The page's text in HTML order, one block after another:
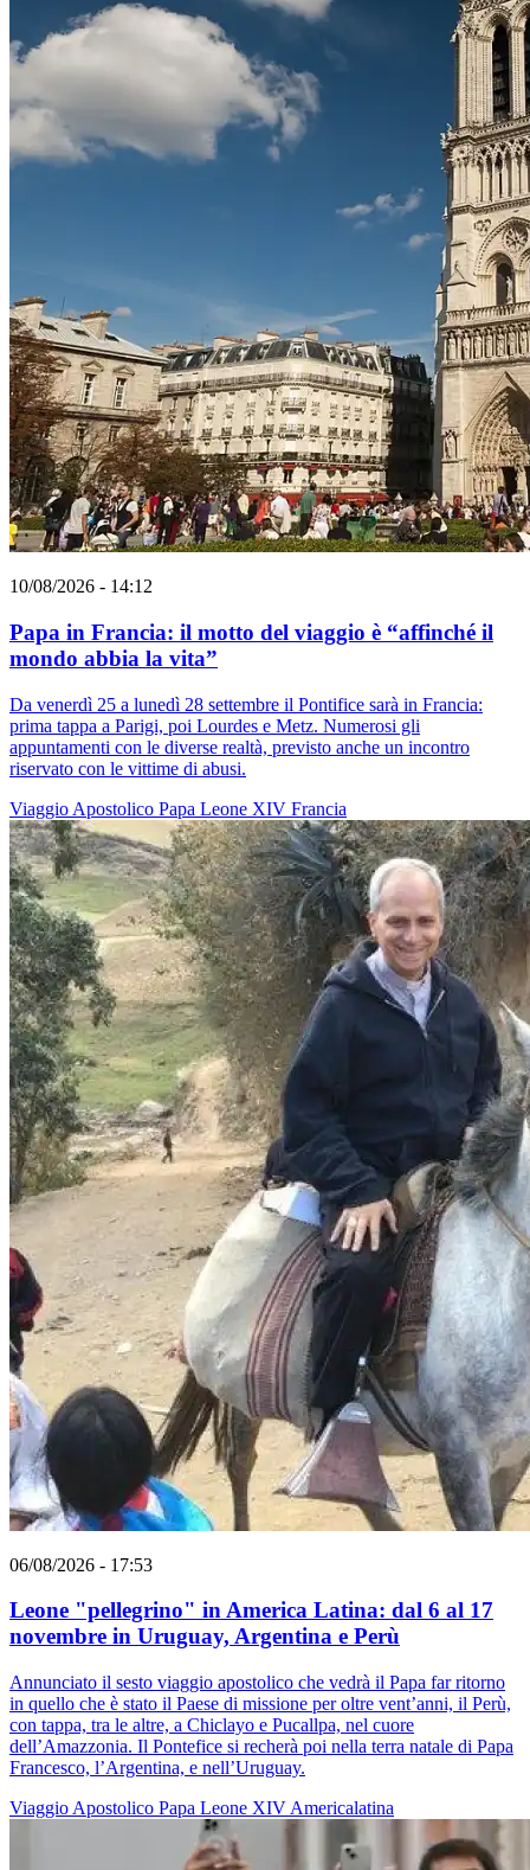
10/08/2026 - 14:12
Papa in Francia: il motto del viaggio è “affinché il
mondo abbia la vita”
Da venerdì 25 a lunedì 28 settembre il Pontifice sarà in Francia:
prima tappa a Parigi, poi Lourdes e Metz. Numerosi gli
appuntamenti con le diverse realtà, previsto anche un incontro
riservato con le vittime di abusi.
Viaggio Apostolico Papa Leone XIV Francia
06/08/2026 - 17:53
Leone "pellegrino" in America Latina: dal 6 al 17
novembre in Uruguay, Argentina e Perù
Annunciato il sesto viaggio apostolico che vedrà il Papa far ritorno
in quello che è stato il Paese di missione per oltre vent’anni, il Perù,
con tappa, tra le altre, a Chiclayo e Pucallpa, nel cuore
dell’Amazzonia. Il Pontefice si recherà poi nella terra natale di Papa
Francesco, l’Argentina, e nell’Uruguay.
Viaggio Apostolico Papa Leone XIV Americalatina